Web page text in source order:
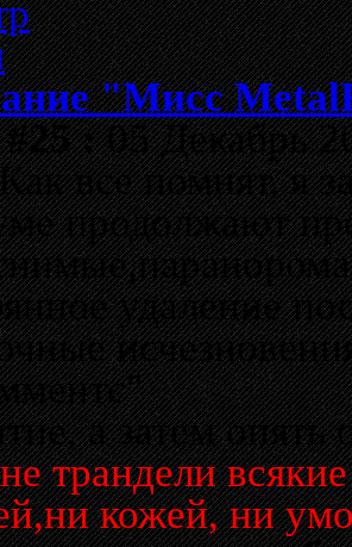
"Мисс
:05 Декабрь
все помнят, я
продолжают
удаление
а затем
трандели
кожей, ни